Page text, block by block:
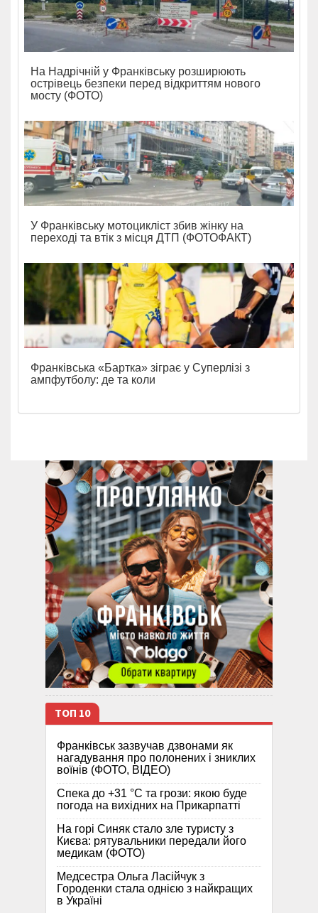
На Надрічній у Франківську розширюють
острівець безпеки перед відкриттям нового
мосту (ФОТО)
У Франківську мотоцикліст збив жінку на
переході та втік з місця ДТП (ФОТОФАКТ)
Франківська «Бартка» зіграє у Суперлізі з
ампфутболу: де та коли
ТОП 10
Франківськ зазвучав дзвонами як
нагадування про полонених і зниклих
воїнів (ФОТО, ВІДЕО)
Спека до +31 °C та грози: якою буде
погода на вихідних на Прикарпатті
На горі Синяк стало зле туристу з
Києва: рятувальники передали його
медикам (ФОТО)
Медсестра Ольга Ласійчук з
Городенки стала однією з найкращих
в Україні